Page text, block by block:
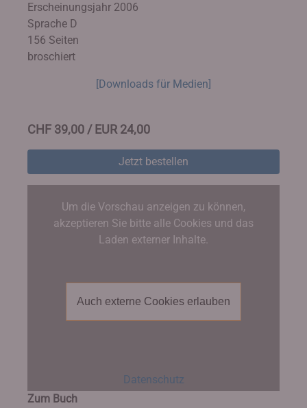
Erscheinungsjahr 2006
Sprache D
156 Seiten
broschiert
[Downloads für Medien]
CHF 39,00 / EUR 24,00
Jetzt bestellen
Um die Vorschau anzeigen zu können,
akzeptieren Sie bitte alle Cookies und das
Laden externer Inhalte.
Auch externe Cookies erlauben
Datenschutz
Zum Buch